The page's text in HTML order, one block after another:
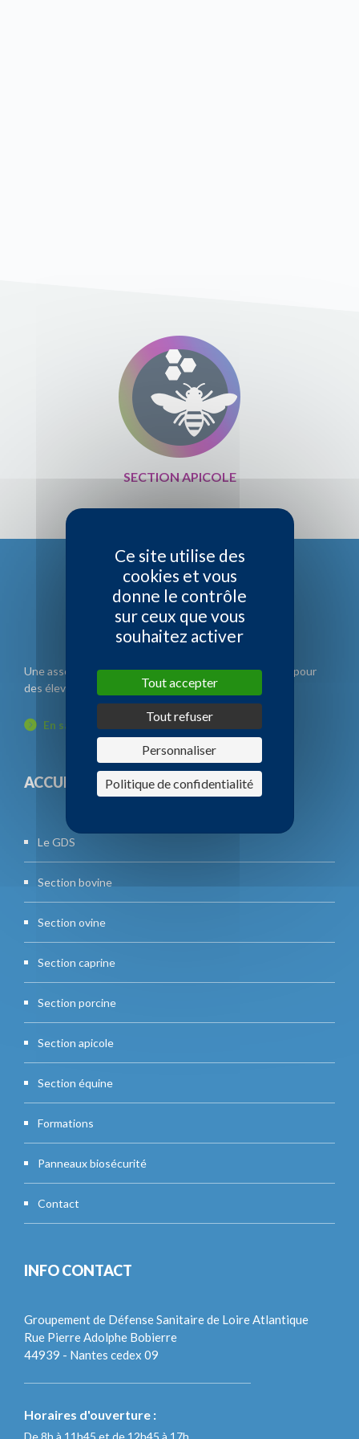
SECTION APICOLE
Une association d'éleveurs, gérée par des éleveurs et pour
des éleveurs.
En savoir plus
ACCUEIL
Le GDS
Section bovine
Section ovine
Section caprine
Section porcine
Section apicole
Section équine
Formations
Panneaux biosécurité
Contact
INFO CONTACT
Groupement de Défense Sanitaire de Loire Atlantique
Rue Pierre Adolphe Bobierre
44939 - Nantes cedex 09
Horaires d'ouverture :
Ce site utilise des
cookies et vous
donne le contrôle
sur ceux que vous
souhaitez activer
Tout accepter
Tout refuser
Personnaliser
Politique de confidentialité